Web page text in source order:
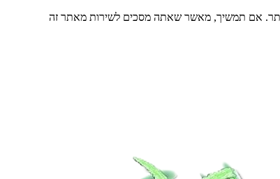
אם תמשיך, מאשר שאתה מסכים לשירות מאתר זה